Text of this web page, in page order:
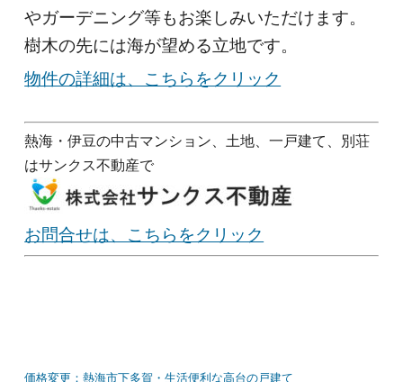
やガーデニング等もお楽しみいただけます。
樹木の先には海が望める立地です。
物件の詳細は、こちらをクリック
熱海・伊豆の中古マンション、土地、一戸建て、別荘
はサンクス不動産で
お問合せは、こちらをクリック
価格変更：熱海市下多賀・生活便利な高台の戸建て